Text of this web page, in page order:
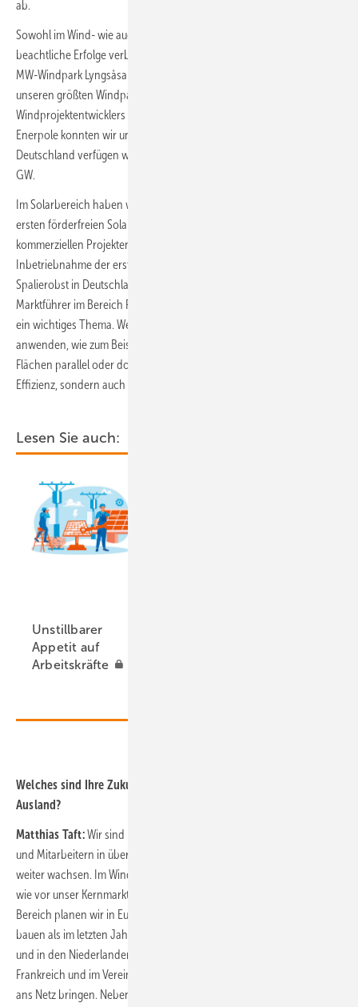
ab.
Sowohl im Wind- wie auch im Solarbereich konnten wir letztes Jahr
beachtliche Erfolge verbuchen. So haben wir im September den 94,6-
MW-Windpark Lyngsåsa in Südschweden in Betrieb genommen,
unseren größten Windpark in Europa. Mit dem Erwerb des deutschen
Windprojektentwicklers NWind und des französischen Unternehmens
Enerpole konnten wir unsere Pipeline weiter ausbauen. In
Deutschland verfügen wir nun über eine Wind-Pipeline von knapp 2,5
GW.
Im Solarbereich haben wir mit dem 64,6-MW-Witnica-Projekt den
ersten förderfreien Solarpark in Polen realisiert. Wir sind mit unseren
kommerziellen Projekten in den Niederlanden und der
Inbetriebnahme der ersten Agri-PV-Forschungsanlage für Äpfel und
Spalierobst in Deutschland Vorreiter bei der Agri-PV und in Europa
Marktführer im Bereich Floating-PV. Sie sehen, Innovation ist für uns
ein wichtiges Thema. Wenn wir vorhandene Technologien innovativ
anwenden, wie zum Beispiel bei Agri- und Floating-PV, können wir
Flächen parallel oder doppelt nutzen und damit nicht nur die
Effizienz, sondern auch die Akzeptanz erhöhen.
Lesen Sie auch:
Unstillbarer
Appetit auf
Arbeitskräfte
Welches sind Ihre Zukunftsmärkte und Technologien im
Ausland?
Matthias Taft:Wir sind mittlerweile mit über 3000 Mitarbeiterinnen
und Mitarbeitern in über 28 Ländern aktiv und werden dieses Jahr
weiter wachsen. Im Wind- sowie im PV-Bereich bleibt Europa nach
wie vor unser Kernmarkt, gefolgt von Nordamerika und Asien. Im PV-
Bereich planen wir in Europa dieses Jahr das Doppelte an Leistung zu
bauen als im letzten Jahr. Die meisten Projekte werden wir in Spanien
und in den Niederlanden umsetzen. Auch in Deutschland, in Italien, in
Frankreich und im Vereinigten Königreich werden wir neue Projekte
ans Netz bringen. Neben reinen Wind- und Solarparks werden wir